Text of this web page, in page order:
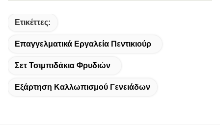
Ετικέττες:
Επαγγελματικά Εργαλεία Πεντικιούρ
Σετ Τσιμπιδάκια Φρυδιών
Εξάρτηση Καλλωπισμού Γενειάδων